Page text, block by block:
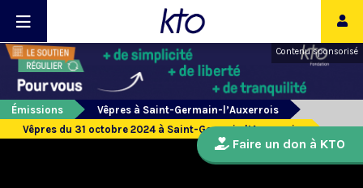
Contenu sponsorisé
Émissions
Vêpres à Saint-Germain-l’Auxerrois
Vêpres du 31 octobre 2024 à Saint-Germain l’Auxerrois
Faire un don à KTO